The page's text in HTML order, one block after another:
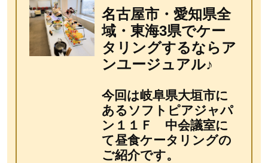
名古屋市・愛知県全
域・東海3県でケー
タリングするならア
ンユージュアル♪
今回は岐阜県大垣市に
あるソフトピアジャパ
ン１１Ｆ 中会議室に
て昼食ケータリングの
ご紹介です。